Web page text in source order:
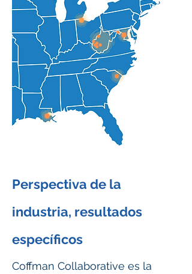
Perspectiva de la
industria, resultados
específicos
Coffman Collaborative es la